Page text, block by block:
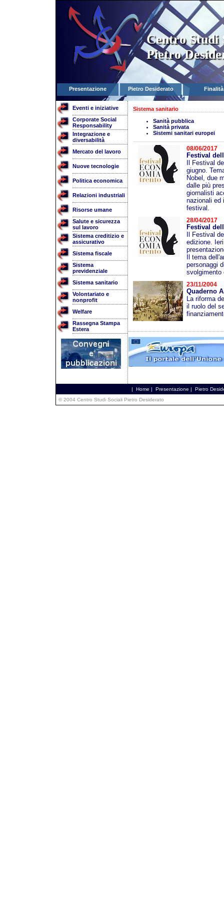
Centro Studi
Pietro
Presentazione Pietro Desiderato Finalità
Eventi e iniziative
Corporate Social
Responsability
Integrazione e
diversabilità
Mercato del lavoro
Nuove tecnologie
Politica economica
Relazioni industriali
Risorse umane
Salute e sicurezza
sul lavoro
Sistema creditizio e
assicurativo
Sistema fiscale
Sistema
previdenziale
Sistema sanitario
Volontariato e
nonprofit
Welfare
Rassegna Stampa
Estera
Sistema sanitario
Sanità pubblica
Sanità privata
Sistemi sanitari europei
08/06/2017
Festival
Il Festival
giugno.
Nobel, due
dalle più
giornalisti
nazionali ed
festival.
28/04/2017
Festival
Il Festival
edizione.
Il tema
personaggi
svolgimento
23/11/2004
Quaderno
La riforma
il ruolo del
| Home | Presentazione |
Pietro
© 2004 Centro Studi Sociali Pietro Desiderato